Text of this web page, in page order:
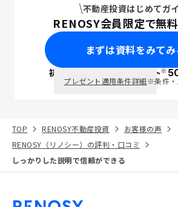
不動産投資はじめてガ
RENOSY会員限定で無料
まずは資料をみてみ
初回面談で ポイント※
プレゼント適用条件詳細※条件・
TOP RENOSY不動産投資
お客様の声
RENOSY（リノシー）の評判・口コミ
しっかりした説明で信頼ができる